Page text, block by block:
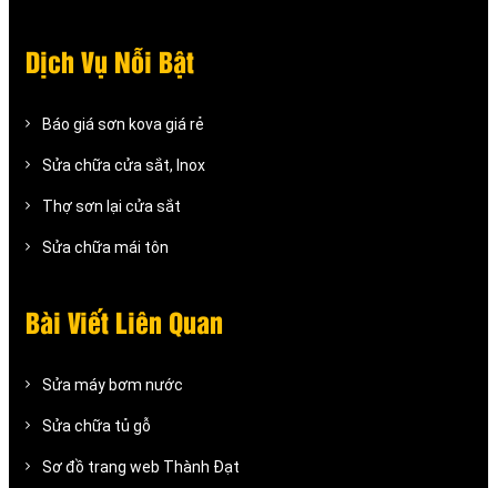
Dịch Vụ Nỗi Bật
Báo giá sơn kova giá rẻ
Sửa chữa cửa sắt, Inox
Thợ sơn lại cửa sắt
Sửa chữa mái tôn
Bài Viết Liên Quan
Sửa máy bơm nước
Sửa chữa tủ gỗ
Sơ đồ trang web Thành Đạt